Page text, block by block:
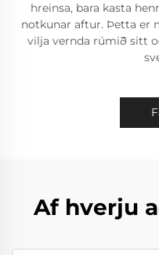
hreinsa, bara kasta
notkunar aftur. Þetta er
vilja vernda rúmið sitt
Af hverju